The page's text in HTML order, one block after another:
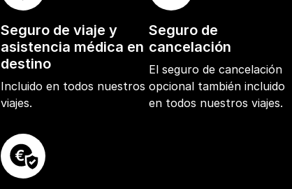
Seguro de viaje y
asistencia médica en
destino
Incluido en todos nuestros
viajes.
Seguro de
cancelación
El seguro de cancelación
opcional también incluido
en todos nuestros viajes.